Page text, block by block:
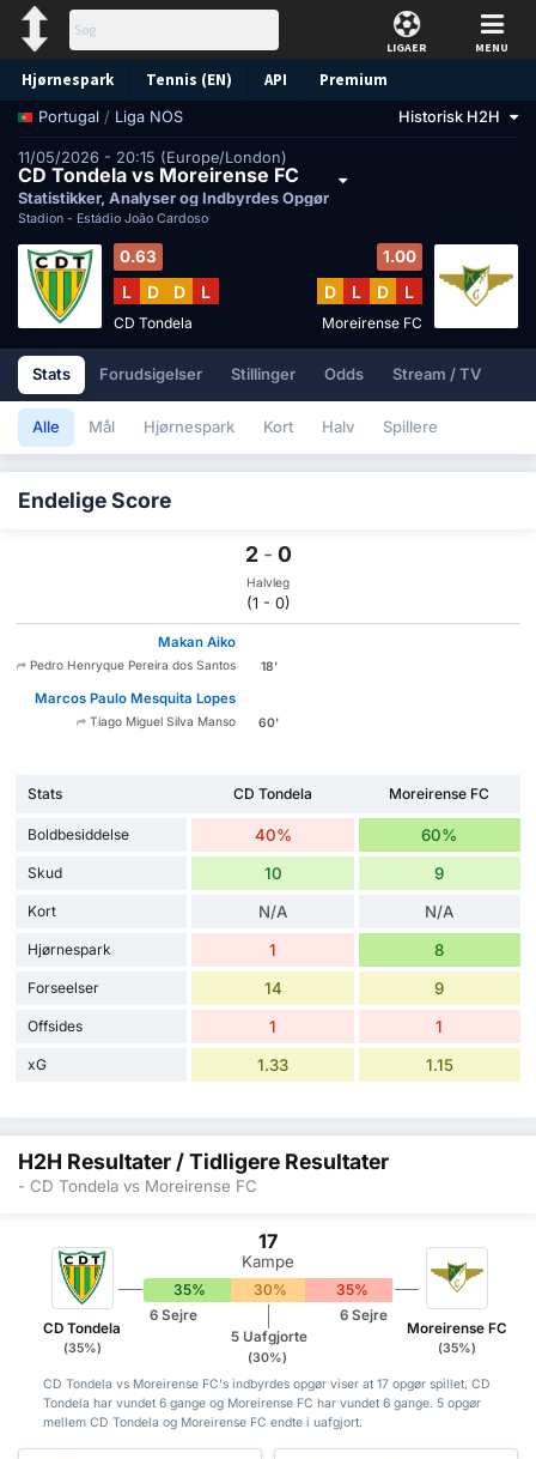
LIGAER MENU
Hjørnespark Tennis (EN) API Premium
Forudsigelse
Portugal / Liga NOS Historisk H2H
11/05/2026 - 20:15 (Europe/London)
CD Tondela vs Moreirense FC
Statistikker, Analyser og Indbyrdes Opgør
Stadion - Estádio João Cardoso
0.63
L D D L
CD Tondela
1.00
D L D L
Moreirense FC
Stats Forudsigelser Stillinger Odds Stream / TV
Alle Mål Hjørnespark Kort Halv Spillere
Endelige Score
2 - 0
Halvleg
(1 - 0)
Makan Aiko
Pedro Henryque Pereira dos Santos 18'
Marcos Paulo Mesquita Lopes
Tiago Miguel Silva Manso 60'
Stats CD Tondela Moreirense FC
Boldbesiddelse 40% 60%
Skud 10 9
Kort N/A N/A
Hjørnespark 1 8
Forseelser 14 9
Offsides 1 1
xG 1.33 1.15
H2H Resultater / Tidligere Resultater
- CD Tondela vs Moreirense FC
CD Tondela
(35%)
17
Kampe
35% 30% 35%
6 Sejre
5 Uafgjorte
(30%)
6 Sejre
Moreirense FC
(35%)
CD Tondela vs Moreirense FC's indbyrdes opgør viser at 17 opgør spillet, CD
Tondela har vundet 6 gange og Moreirense FC har vundet 6 gange. 5 opgør
mellem CD Tondela og Moreirense FC endte i uafgjort.